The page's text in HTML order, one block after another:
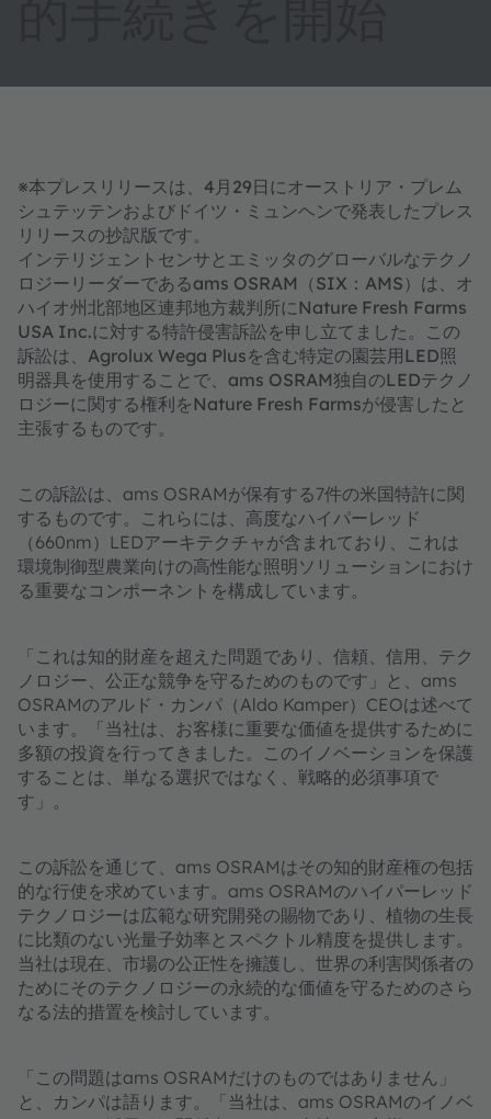
※本プレスリリースは、4月29日にオーストリア・プレム
シュテッテンおよびドイツ・ミュンヘンで発表したプレス
リリースの抄訳版です。
インテリジェントセンサとエミッタのグローバルなテクノ
ロジーリーダーであるams OSRAM（SIX：AMS）は、オ
ハイオ州北部地区連邦地方裁判所にNature Fresh Farms
USA Inc.に対する特許侵害訴訟を申し立てました。この
訴訟は、Agrolux Wega Plusを含む特定の園芸用LED照
明器具を使用することで、ams OSRAM独自のLEDテクノ
ロジーに関する権利をNature Fresh Farmsが侵害したと
主張するものです。
この訴訟は、ams OSRAMが保有する7件の米国特許に関
するものです。これらには、高度なハイパーレッド
（660nm）LEDアーキテクチャが含まれており、これは
環境制御型農業向けの高性能な照明ソリューションにおけ
る重要なコンポーネントを構成しています。
「これは知的財産を超えた問題であり、信頼、信用、テク
ノロジー、公正な競争を守るためのものです」と、ams
OSRAMのアルド・カンパ（Aldo Kamper）CEOは述べて
います。「当社は、お客様に重要な価値を提供するために
多額の投資を行ってきました。このイノベーションを保護
することは、単なる選択ではなく、戦略的必須事項で
す」。
この訴訟を通じて、ams OSRAMはその知的財産権の包括
的な行使を求めています。ams OSRAMのハイパーレッド
テクノロジーは広範な研究開発の賜物であり、植物の生長
に比類のない光量子効率とスペクトル精度を提供します。
当社は現在、市場の公正性を擁護し、世界の利害関係者の
ためにそのテクノロジーの永続的な価値を守るためのさら
なる法的措置を検討しています。
「この問題はams OSRAMだけのものではありません」
と、カンパは語ります。「当社は、ams OSRAMのイノベ